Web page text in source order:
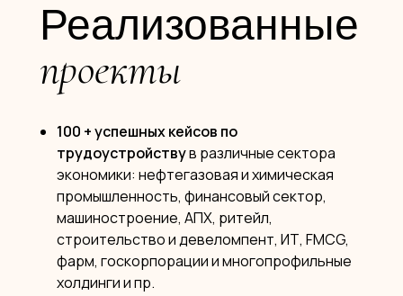
Реализованные
проекты
100 + успешных кейсов по
трудоустройствув различные сектора
экономики: нефтегазовая и химическая
промышленность, финансовый сектор,
машиностроение, АПХ, ритейл,
строительство и девеломпент, ИТ, FMCG,
фарм, госкорпорации и многопрофильные
холдинги и пр.